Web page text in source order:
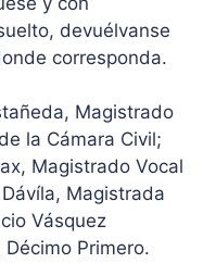
devuélvanse
corresponda.
Magistrado
la Cámara Civil;
Magistrado Vocal
Magistrada
Vásquez
Primero.